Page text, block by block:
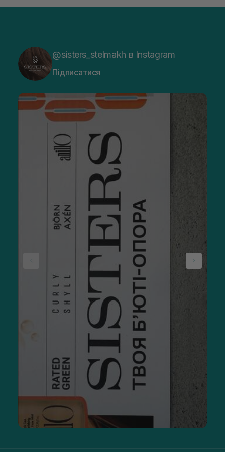
@sisters_stelmakh в Instagram
Підписатися